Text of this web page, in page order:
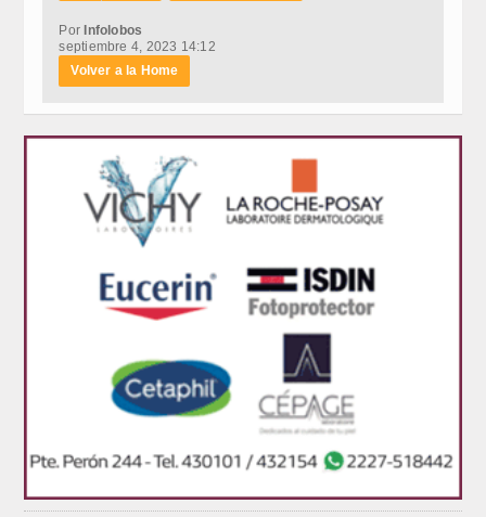
PorInfolobos
septiembre 4, 2023 14:12
Volver a la Home